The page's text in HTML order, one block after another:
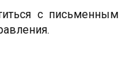
с письменным